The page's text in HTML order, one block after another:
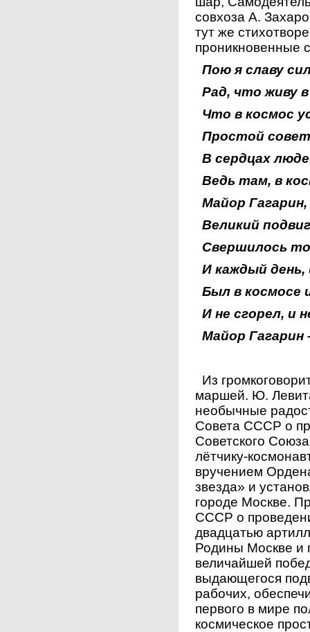
совхоза А.
тут же
проникновенные
Пою я славу
Рад, что живу
Что в космос
Простой
В сердцах
Ведь там, в
Майор
Великий
Свершилось
И каждый день,
Был в космосе
И не сгорел, и
Майор Гагарин
Из
маршей. Ю.
необычные
Совета СССР о
Советского
лётчику-
вручением
звезда» и
городе Москве.
СССР о
двадцатью
Родины Москве и
величайшей
выдающегося
рабочих,
первого в мире
космическое